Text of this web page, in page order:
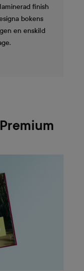
finish
bokens
en enskild